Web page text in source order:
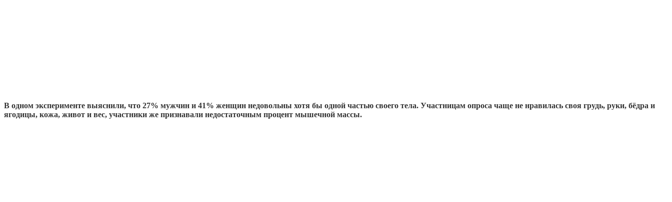
В одном эксперименте выяснили, что 27% мужчин и 41% женщин недовольны хотя бы одной частью своего тела. Участницам опроса чаще не нравилась своя грудь, руки, бёдра и
ягодицы, кожа, живот и вес, участники же признавали недостаточным процент мышечной массы.